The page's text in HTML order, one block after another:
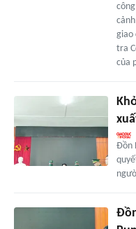
giao
tra
của
Đồn